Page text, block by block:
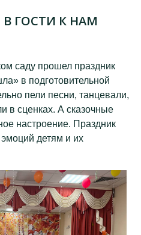
ГОСТИ К НАМ
саду прошел праздник
в подготовительной
пели песни, танцевали,
в сценках. А сказочные
настроение. Праздник
детям и их